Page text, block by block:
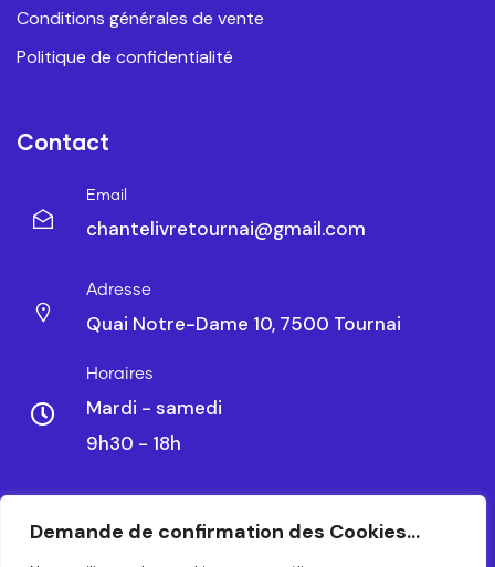
Demande de confirmation des Cookies...
Conditions générales de vente
Politique de confidentialité
Contact
Email
chantelivretournai@gmail.com
Adresse
Quai Notre-Dame 10, 7500 Tournai
Horaires
Mardi - samedi
9h30 - 18h